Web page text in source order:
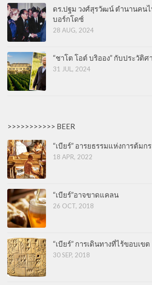
ดร.ปฐม วงศ์สุรวัฒน์ ตำนานคนไ
บอร์กโดซ์
28 AUG, 2024
“ชาโต โอต์ บริออง” กับประวัติ
31 JUL, 2024
>>>>>>>>>>> BEER
“เบียร์” อารยธรรมแห่งการต้มก
18 APR, 2022
“เบียร์”อาจขาดแคลน
26 OCT, 2018
“เบียร์” การเดินทางที่ไร้ขอบเขต
30 SEP, 2018